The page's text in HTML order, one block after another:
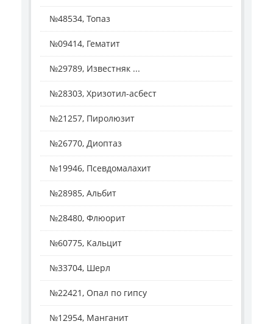
№48534, Топаз
№09414, Гематит
№29789, Известняк ...
№28303, Хризотил-асбест
№21257, Пиролюзит
№26770, Диоптаз
№19946, Псевдомалахит
№28985, Альбит
№28480, Флюорит
№60775, Кальцит
№33704, Шерл
№22421, Опал по гипсу
№12954, Манганит